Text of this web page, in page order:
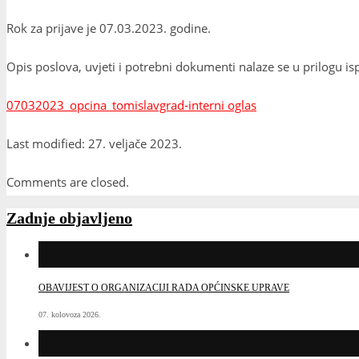
Rok za prijave je 07.03.2023. godine.
Opis poslova, uvjeti i potrebni dokumenti nalaze se u prilogu
07032023_opcina_tomislavgrad-interni oglas
Last modified: 27. veljače 2023.
Comments are closed.
Zadnje objavljeno
OBAVIJEST O ORGANIZACIJI RADA OPĆINSKE UPRAVE
07. kolovoza 2026.